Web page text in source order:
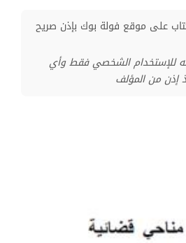
على موقع فولة بوك بإذن صريح
للإستخدام الشخصي فقط وأي
إذن من المؤلف